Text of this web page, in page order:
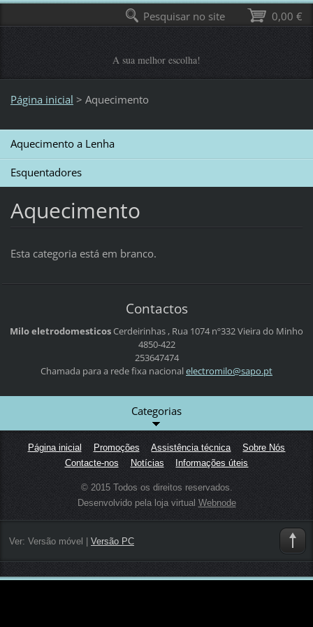
A sua melhor escolha!
Página inicial > Aquecimento
Aquecimento a Lenha
Esquentadores
Aquecimento
Esta categoria está em branco.
Contactos
Milo eletrodomesticosCerdeirinhas , Rua 1074 nº332Vieira do Minho
4850-422
253647474
Chamada para a rede fixa nacional electromilo@sapo.pt
Categorias
Página inicial Promoções Assistência técnica
Sobre Nós
Contacte-nos
Notícias Informações úteis
© 2015 Todos os direitos reservados.
Desenvolvido pela loja virtual Webnode
Ver: Versão móvel Versão PC
0,00 €
Pesquisar no site